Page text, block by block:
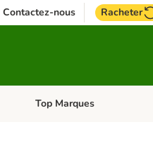
Contactez-nous Racheter
Oiseau
Dérouler les catégories: Cheval
Top Marques